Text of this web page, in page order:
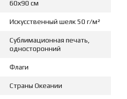
60х90 см
Искусственный шелк 50 г/м²
Сублимационная печать,
односторонний
Флаги
Страны Океании